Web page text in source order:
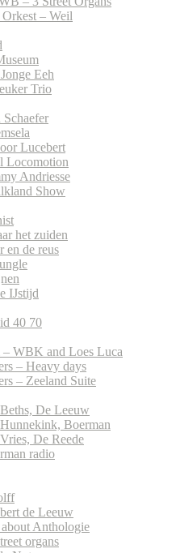
– Weil
Eeh
Trio
Schaefer
Lucebert
Locomotion
Andriesse
Show
het zuiden
en de reus
IJstijd
40 70
WBK and Loes Luca
– Heavy days
– Zeeland Suite
De Leeuw
Boerman
De Reede
radio
de Leeuw
Anthologie
organs